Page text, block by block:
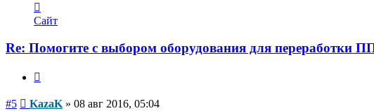
информация
пользователя
Сайт
Re: Помогите с выбором оборудования для переработки
#5 Сообщение
KazaK » 08 авг 2016, 05:04